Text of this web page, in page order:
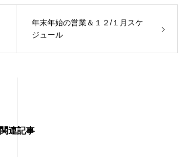
年末年始の営業＆１２/１月スケ
ジュール
関連記事